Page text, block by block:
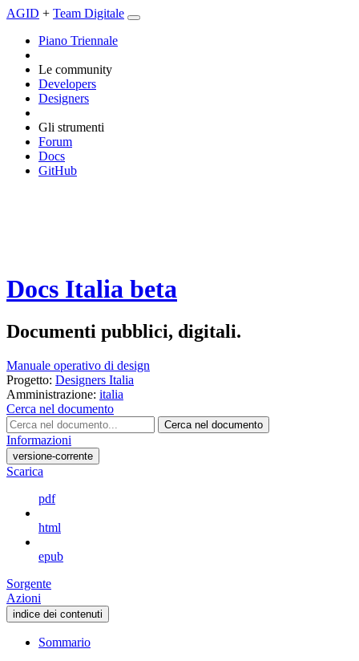
AGID + Team Digitale
Piano Triennale
Le community
Developers
Designers
Gli strumenti
Forum
Docs
GitHub
Docs Italia beta
Documenti pubblici, digitali.
Manuale operativo di design
Progetto: Designers Italia
Amministrazione: italia
Cerca nel documento
Cerca nel documento
Informazioni
versione-corrente
Scarica
pdf
html
epub
Sorgente
Azioni
indice dei contenuti
Sommario